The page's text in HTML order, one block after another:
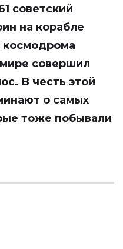
советский
на корабле
космодрома
совершил
В честь этой
о самых
тоже побывали